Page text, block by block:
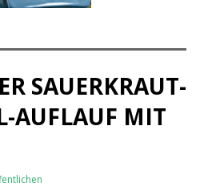
SAUERKRAUT-
AUFLAUF MIT